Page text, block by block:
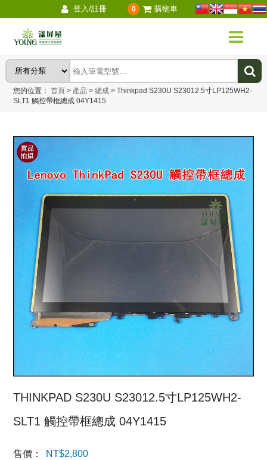
登入/註冊 0 購物車
您的位置：首頁 > 產品 > 總成 > Thinkpad S230U S23012.5寸LP125WH2-
SLT1 觸控帶框總成 04Y1415
THINKPAD S230U S23012.5寸LP125WH2-
SLT1 觸控帶框總成 04Y1415
售價： NT$2,800